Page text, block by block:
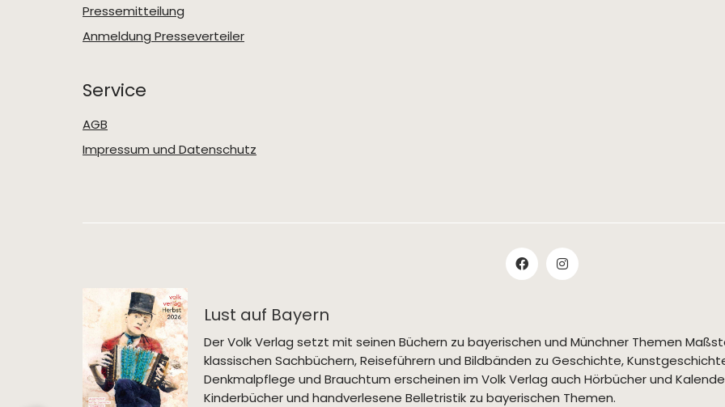
Pressemitteilung
Anmeldung Presseverteiler
Service
AGB
Impressum und Datenschutz
Lust auf Bayern
Der Volk Verlag setzt mit seinen Büchern zu bayerischen und Münchner Themen
klassischen Sachbüchern, Reiseführern und Bildbänden zu Geschichte,
Denkmalpflege und Brauchtum erscheinen im Volk Verlag auch Hörbücher und
Kinderbücher und handverlesene Belletristik zu bayerischen Themen.